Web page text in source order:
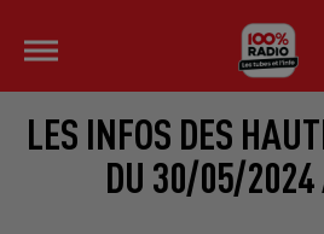
LES INFOS DES
DU 30/05/2024